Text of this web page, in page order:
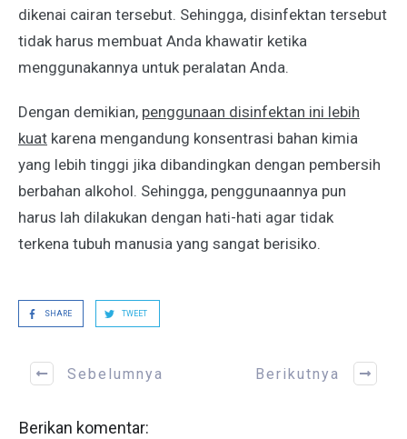
dikenai cairan tersebut. Sehingga, disinfektan tersebut
tidak harus membuat Anda khawatir ketika
menggunakannya untuk peralatan Anda.
Dengan demikian, penggunaan disinfektan ini lebih
kuat karena mengandung konsentrasi bahan kimia
yang lebih tinggi jika dibandingkan dengan pembersih
berbahan alkohol. Sehingga, penggunaannya pun
harus lah dilakukan dengan hati-hati agar tidak
terkena tubuh manusia yang sangat berisiko.
SHARE TWEET
Sebelumnya Berikutnya
Berikan komentar: